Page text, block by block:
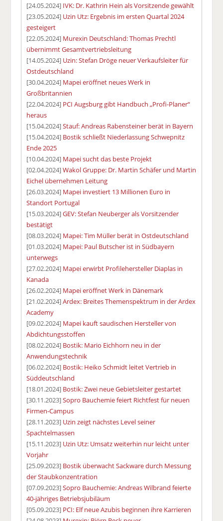
[24.05.2024] IVK: Dr. Kathrin Hein als Vorsitzende gewählt
[23.05.2024] Uzin Utz: Ergebnis im ersten Quartal 2024
gesteigert
[22.05.2024] Murexin Deutschland: Thomas Prechtl
übernimmt Gesamtvertriebsleitung
[14.05.2024] Uzin: Stefan Dröge neuer Verkaufsleiter für
Ostdeutschland
[30.04.2024] Mapei eröffnet neues Werk in
Großbritannien
[22.04.2024] PCI Augsburg gibt Handbuch „Profi-Planer“
heraus
[15.04.2024]Stauf: Andreas Rabensteiner berät in Bayern
[15.04.2024] Bostik schließt Niederlassung Schwepnitz
Ende 2025
[10.04.2024] Mapei sucht das beste Projekt
[02.04.2024]Wakol Gruppe: Dr. Martin Schäfer und Martin
Eichel übernehmen Leitung
[26.03.2024] Mapei investiert 13 Millionen Euro in
Standort Portugal
[15.03.2024]GEV: Stefan Neuberger als Vorsitzender
bestätigt
[08.03.2024] Mapei: Tim Müller berät in Ostdeutschland
[01.03.2024] Mapei: Paul Butscher ist in Südbayern
unterwegs
[27.02.2024] Mapei erwirbt Profilehersteller Diaplas in
Kanada
[26.02.2024] Mapei eröffnet Werk in Dänemark
[21.02.2024]Ardex: Breites Themenspektrum in der Ardex
Academy
[09.02.2024] Mapei kauft saudischen Hersteller von
Abdichtungsstoffen
[08.02.2024] Bostik: Mario Eichhorn neu in der
Anwendungstechnik
[06.02.2024] Bostik: Heiko Schmidt leitet Vertrieb in
Süddeutschland
[18.01.2024] Bostik: Zwei neue Gebietsleiter gestartet
[30.11.2023]Sopro Bauchemie feiert Richtfest für neuen
Firmen-Campus
[28.11.2023] Uzin zeigt nächstes Level seiner
Spachtelmassen
[15.11.2023] Uzin Utz: Umsatz weiterhin nur leicht unter
Vorjahr
[25.09.2023] Bostik überwacht Sackware durch Messung
der Staubkonzentration
[07.09.2023]Sopro Bauchemie: Andreas Wilbrand feierte
40-jähriges Betriebsjubiläum
[05.09.2023] PCI: Elf neue Azubis beginnen ihre Karrieren